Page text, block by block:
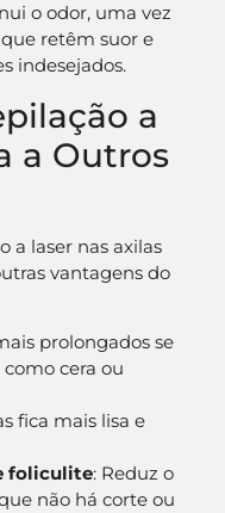
o odor, uma vez
retêm suor e
indesejados.
a
a Outros
a laser nas axilas
vantagens do
prolongados se
cera ou
fica mais lisa e
foliculite: Reduz o
não há corte ou